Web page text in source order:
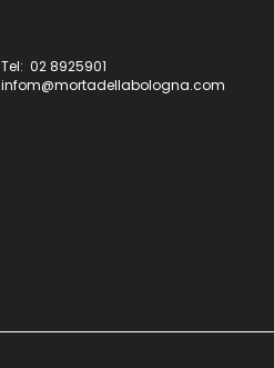
Tel: 02 8925901
infom@mortadellabologna.com